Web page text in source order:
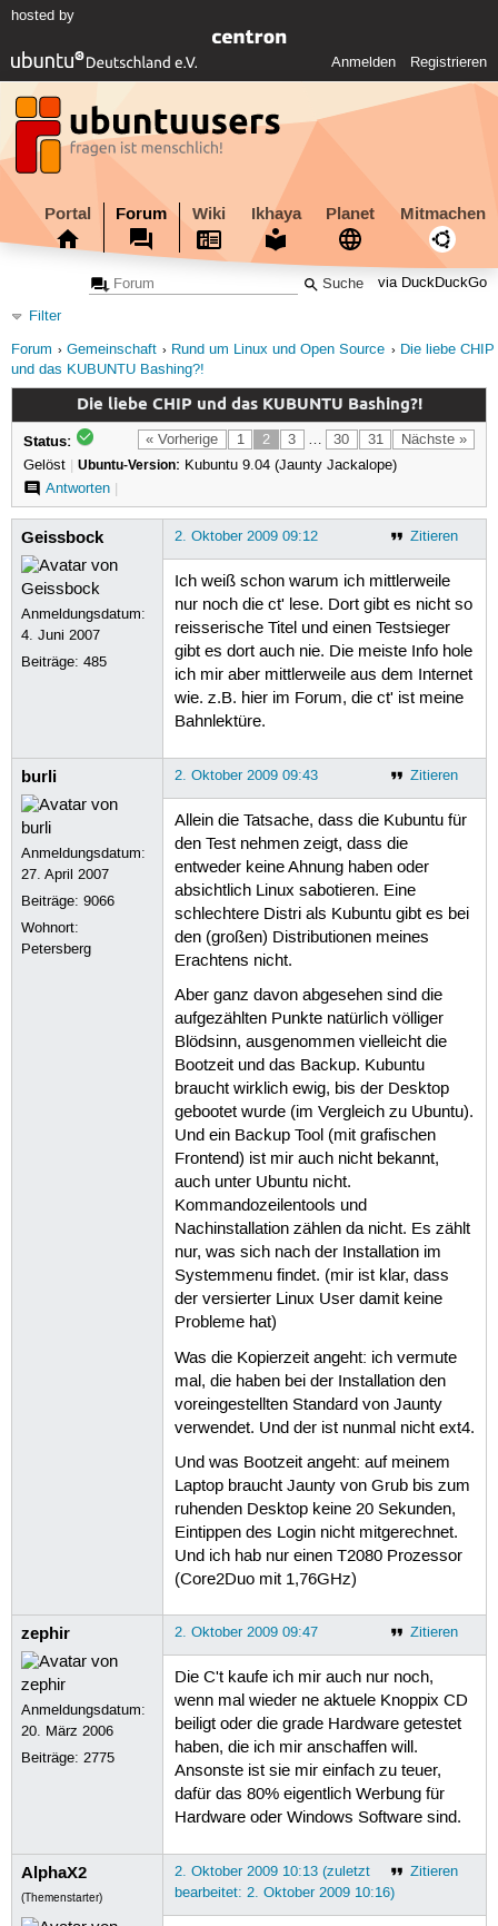
hosted by
Anmelden Registrieren
Portal Forum Wiki Ikhaya Planet Mitmachen
via DuckDuckGo
Filter
Forum
Gemeinschaft Rund um Linux und Open Source
Die liebe CHIP
und das KUBUNTU Bashing?!
Die liebe CHIP und das KUBUNTU Bashing?!
« Vorherige 1 2 3 … 30 31 Nächste »
Status:
Gelöst | Ubuntu-Version: Kubuntu 9.04 (Jaunty Jackalope)
Antworten|
Geissbock
Anmeldungsdatum:
4. Juni 2007
Beiträge:485
Zitieren
2. Oktober 2009 09:12
Ich weiß schon warum ich mittlerweile
nur noch die ct' lese. Dort gibt es nicht so
reisserische Titel und einen Testsieger
gibt es dort auch nie. Die meiste Info hole
ich mir aber mittlerweile aus dem Internet
wie. z.B. hier im Forum, die ct' ist meine
Bahnlektüre.
burli
Anmeldungsdatum:
27. April 2007
Beiträge:9066
Wohnort:
Petersberg
Zitieren
2. Oktober 2009 09:43
Allein die Tatsache, dass die Kubuntu für
den Test nehmen zeigt, dass die
entweder keine Ahnung haben oder
absichtlich Linux sabotieren. Eine
schlechtere Distri als Kubuntu gibt es bei
den (großen) Distributionen meines
Erachtens nicht.
Aber ganz davon abgesehen sind die
aufgezählten Punkte natürlich völliger
Blödsinn, ausgenommen vielleicht die
Bootzeit und das Backup. Kubuntu
braucht wirklich ewig, bis der Desktop
gebootet wurde (im Vergleich zu Ubuntu).
Und ein Backup Tool (mit grafischen
Frontend) ist mir auch nicht bekannt,
auch unter Ubuntu nicht.
Kommandozeilentools und
Nachinstallation zählen da nicht. Es zählt
nur, was sich nach der Installation im
Systemmenu findet. (mir ist klar, dass
der versierter Linux User damit keine
Probleme hat)
Was die Kopierzeit angeht: ich vermute
mal, die haben bei der Installation den
voreingestellten Standard von Jaunty
verwendet. Und der ist nunmal nicht ext4.
Und was Bootzeit angeht: auf meinem
Laptop braucht Jaunty von Grub bis zum
ruhenden Desktop keine 20 Sekunden,
Eintippen des Login nicht mitgerechnet.
Und ich hab nur einen T2080 Prozessor
(Core2Duo mit 1,76GHz)
zephir
Anmeldungsdatum:
20. März 2006
Beiträge:2775
Zitieren
2. Oktober 2009 09:47
Die C't kaufe ich mir auch nur noch,
wenn mal wieder ne aktuele Knoppix CD
beiligt oder die grade Hardware getestet
haben, die ich mir anschaffen will.
Ansonste ist sie mir einfach zu teuer,
dafür das 80% eigentlich Werbung für
Hardware oder Windows Software sind.
AlphaX2
(Themenstarter)
Zitieren
2. Oktober 2009 10:13 (zuletzt
bearbeitet: 2. Oktober 2009 10:16)